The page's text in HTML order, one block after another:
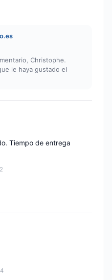
Christophe.
le haya gustado el
Tiempo de entrega